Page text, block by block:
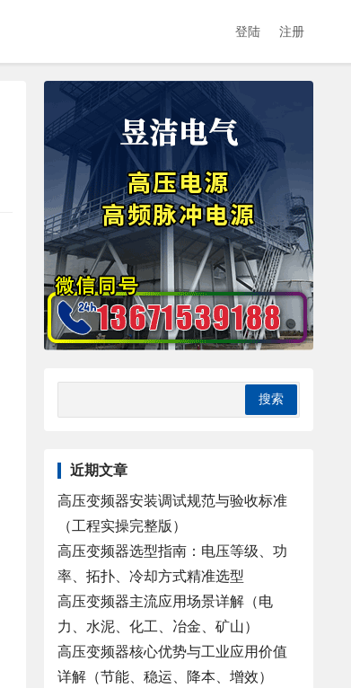
登陆 注册
近期文章
高压变频器安装调试规范与验收标准
（工程实操完整版）
高压变频器选型指南：电压等级、功
率、拓扑、冷却方式精准选型
高压变频器主流应用场景详解（电
力、水泥、化工、冶金、矿山）
高压变频器核心优势与工业应用价值
详解（节能、稳运、降本、增效）